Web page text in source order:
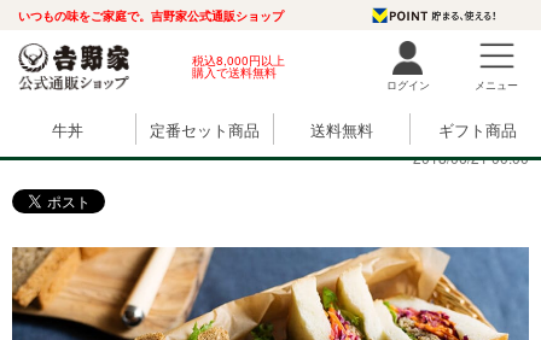
いつもの味をご家庭で。吉野家公式通販ショップ
税込8,000円以上
購入で送料無料
ログイン メニュー
牛丼 定番セット商品 送料無料 ギフト商品
野菜たっぷり♪ビーフサンドイッチ
2018/06/21 00:00